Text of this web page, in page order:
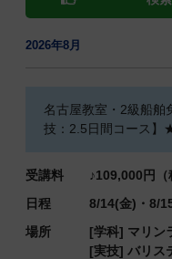
2026年8月
名古屋教室・2級船舶
技：2.5日間コース
受講料
♪109,000円（
日程
8/14(金)・8/
場所
[学科] マリン
[実技] バリス